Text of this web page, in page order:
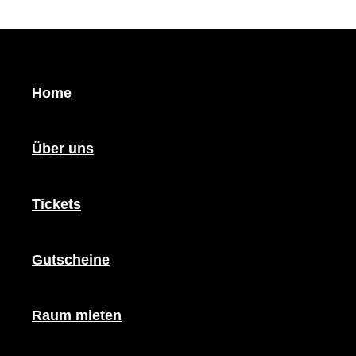
Home
Über uns
Tickets
Gutscheine
Raum mieten
Der Berliner Satire
TICKETS